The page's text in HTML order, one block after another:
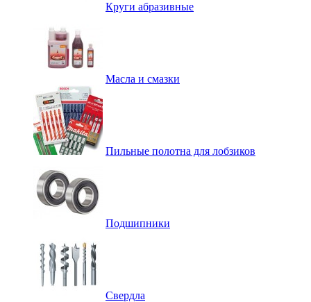
Круги абразивные
Масла и смазки
Пильные полотна для лобзиков
Подшипники
Свердла